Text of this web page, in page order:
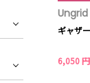
Ungrid
ギャザ
6,050 円